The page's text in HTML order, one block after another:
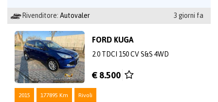
Rivenditore: Autovaler 3 giorni fa
FORD KUGA
2.0 TDCI 150 CV S&S 4WD
€ 8.500
2015 177895 Km Rivoli